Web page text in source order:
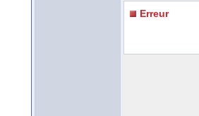
Erreur